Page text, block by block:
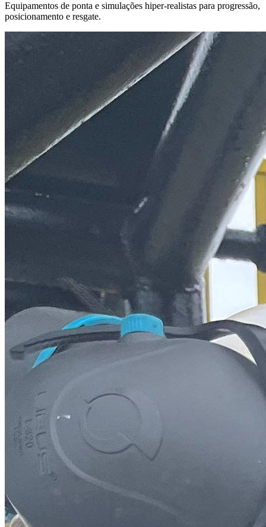
Equipamentos de ponta e simulações hiper-realistas para progressão,
posicionamento e resgate.